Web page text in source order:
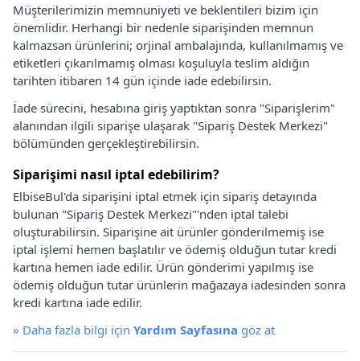
Müşterilerimizin memnuniyeti ve beklentileri bizim için
önemlidir. Herhangi bir nedenle siparişinden memnun
kalmazsan ürünlerini; orjinal ambalajında, kullanılmamış ve
etiketleri çıkarılmamış olması koşuluyla teslim aldığın
tarihten itibaren 14 gün içinde iade edebilirsin.
İade sürecini, hesabına giriş yaptıktan sonra "Siparişlerim"
alanından ilgili siparişe ulaşarak "Sipariş Destek Merkezi"
bölümünden gerçekleştirebilirsin.
Siparişimi nasıl iptal edebilirim?
ElbiseBul'da siparişini iptal etmek için sipariş detayında
bulunan "Sipariş Destek Merkezi"'nden iptal talebi
oluşturabilirsin. Siparişine ait ürünler gönderilmemiş ise
iptal işlemi hemen başlatılır ve ödemiş olduğun tutar kredi
kartına hemen iade edilir. Ürün gönderimi yapılmış ise
ödemiş olduğun tutar ürünlerin mağazaya iadesinden sonra
kredi kartına iade edilir.
» Daha fazla bilgi için Yardım Sayfasına göz at